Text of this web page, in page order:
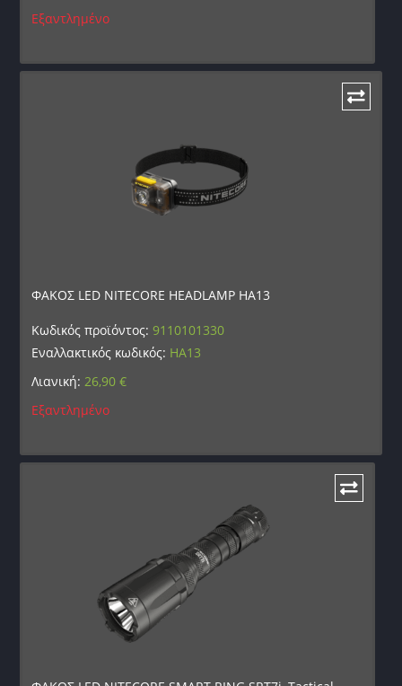
Εξαντλημένο
ΦΑΚΟΣ LED NITECORE HEADLAMP HA13
Κωδικός προϊόντος:9110101330
Εναλλακτικός κωδικός: HA13
Λιανική:26,90€
Εξαντλημένο